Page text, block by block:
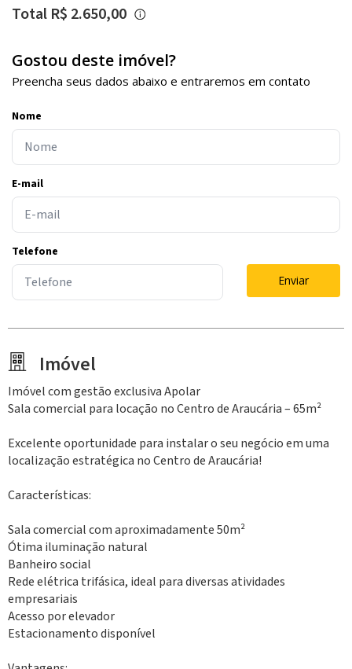
Total R$ 2.650,00
Gostou deste imóvel?
Preencha seus dados abaixo e entraremos em contato
Nome
E-mail
Telefone
Enviar
Imóvel
Imóvel com gestão exclusiva Apolar
Sala comercial para locação no Centro de Araucária – 65m²
Excelente oportunidade para instalar o seu negócio em uma
localização estratégica no Centro de Araucária!
Características:
Sala comercial com aproximadamente 50m²
Ótima iluminação natural
Banheiro social
Rede elétrica trifásica, ideal para diversas atividades
empresariais
Acesso por elevador
Estacionamento disponível